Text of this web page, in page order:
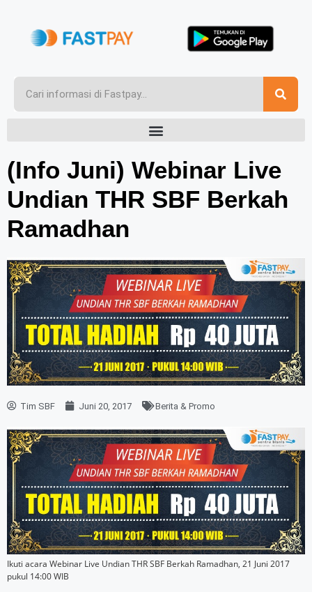
(Info Juni) Webinar Live
Undian THR SBF Berkah
Ramadhan
Tim SBF Juni 20, 2017 Berita & Promo
Ikuti acara Webinar Live Undian THR SBF Berkah Ramadhan, 21 Juni 2017
pukul 14:00 WIB